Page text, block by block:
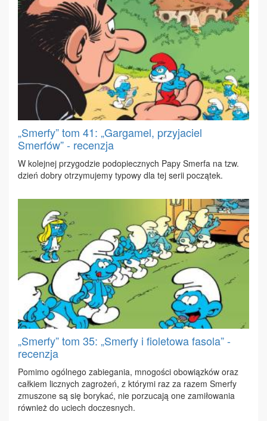
„Smerfy” tom 41: „Gargamel, przyjaciel
Smerfów” - recenzja
W ko­lej­nej przy­go­dzie pod­opiecz­nych Pa­py Smer­fa na tzw.
dzień do­bry otrzy­mu­je­my ty­po­wy dla tej se­rii po­czą­tek.
„Smerfy” tom 35: „Smerfy i fioletowa fasola” -
recenzja
Po­mi­mo ogól­ne­go za­bie­ga­nia, mno­go­ści obo­wiąz­ków oraz
cał­kiem licz­nych za­gro­żeń, z któ­ry­mi raz za ra­zem Smer­fy
zmu­szo­ne są się bo­ry­kać, nie po­rzu­ca­ją one za­mi­ło­wa­nia
rów­nież do uciech do­cze­snych.